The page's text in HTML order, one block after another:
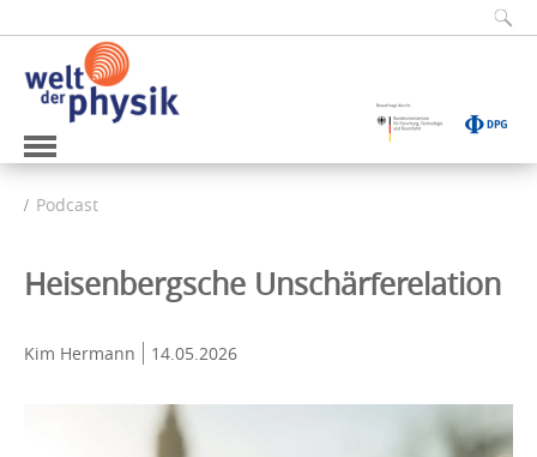
Podcast
Heisenbergsche Unschärferelation
Kim Hermann 14.05.2026